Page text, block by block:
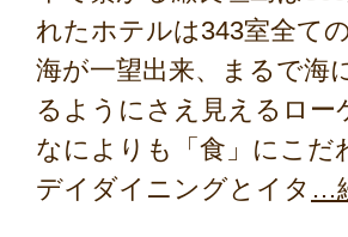
れたホテルは343室全て
海が一望出来、まるで海
るようにさえ見えるロー
なによりも「食」にこだ
デイダイニングとイタ